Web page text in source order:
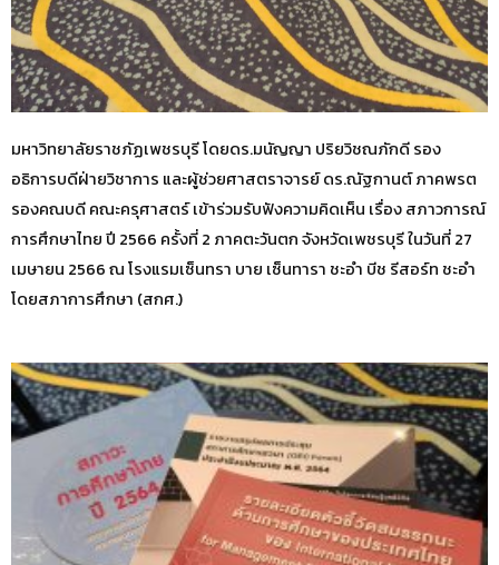
มหาวิทยาลัยราชภัฏเพชรบุรี โดยดร.มนัญญา ปริยวิชณภักดี รอง
อธิการบดีฝ่ายวิชาการ และผู้ช่วยศาสตราจารย์ ดร.ณัฐกานต์ ภาคพรต
รองคณบดี คณะครุศาสตร์ เข้าร่วมรับฟังความคิดเห็น เรื่อง สภาวการณ์
การศึกษาไทย ปี 2566 ครั้งที่ 2 ภาคตะวันตก จังหวัดเพชรบุรี ในวันที่ 27
เมษายน 2566 ณ โรงแรมเซ็นทรา บาย เซ็นทารา ชะอำ บีช รีสอร์ท ชะอำ
โดยสภาการศึกษา (สกศ.)